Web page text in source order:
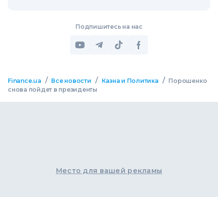
Подпишитесь на нас
Finance.ua / Все новости / Казна и Политика / Порошенко
снова пойдет в президенты
Место для вашей рекламы